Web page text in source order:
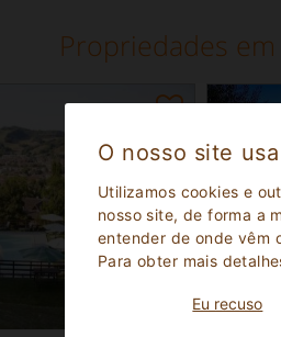
O nosso site
Utilizamos cookies e
nosso site, de forma a
entender de onde vêm
Para obter mais
Eu recuso
Propriedades